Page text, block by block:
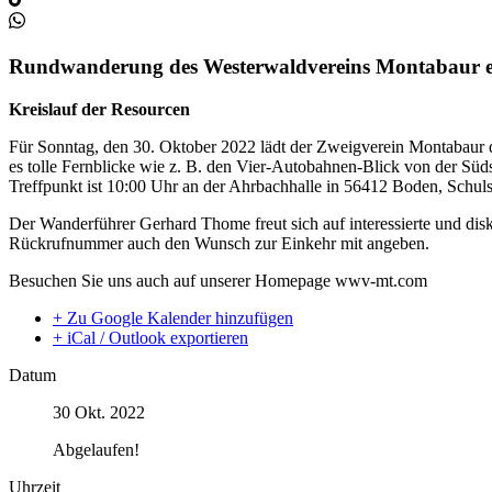
Rundwanderung des Westerwaldvereins Montabaur
Kreislauf der Resourcen
Für Sonntag, den 30. Oktober 2022 lädt der Zweigverein
es tolle Fernblicke wie z. B. den Vier-Autobahnen-Blick von der
Treffpunkt ist 10:00 Uhr an der Ahrbachhalle in 56412 Boden,
Der Wanderführer Gerhard Thome freut sich auf interessierte und
Rückrufnummer auch den Wunsch zur Einkehr mit angeben.
Besuchen Sie uns auch auf unserer Homepage wwv-mt.com
+ Zu Google Kalender hinzufügen
+ iCal / Outlook exportieren
Datum
30 Okt. 2022
Abgelaufen!
Uhrzeit